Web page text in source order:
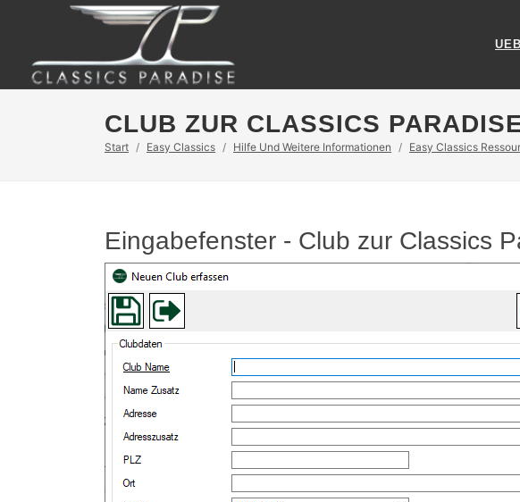
CLUB ZUR CLASSICS
Start Easy Classics Hilfe Und Weitere Informationen Easy Classics
Eingabefenster - Club zur Classics